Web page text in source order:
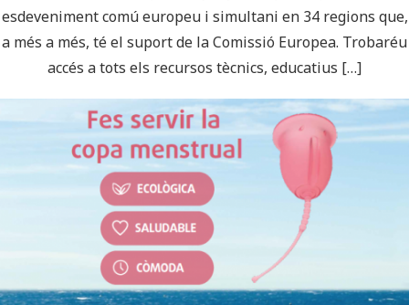
esdeveniment comú europeu i simultani en 34 regions que,
a més a més, té el suport de la Comissió Europea. Trobaréu
accés a tots els recursos tècnics, educatius […]